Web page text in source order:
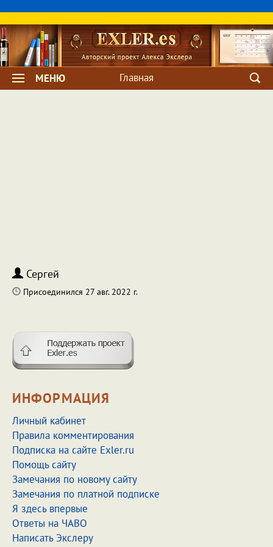
МЕНЮ Главная
Сергей
Присоединился 27 авг. 2022 г.
ИНФОРМАЦИЯ
Личный кабинет
Правила комментирования
Подписка на сайте Exler.ru
Помощь сайту
Замечания по новому сайту
Замечания по платной подписке
Я здесь впервые
Ответы на ЧАВО
Написать Экслеру